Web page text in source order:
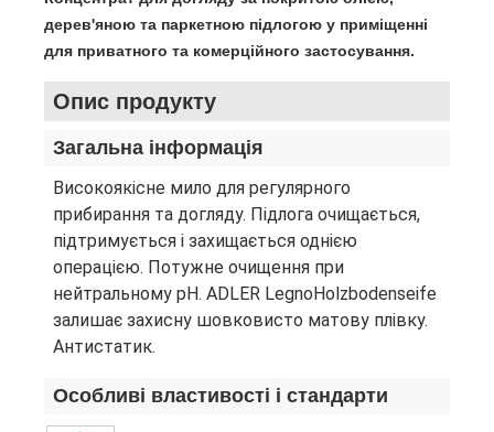
дерев'яною та паркетною підлогою у приміщенні
для приватного та комерційного застосування.
Опис продукту
Загальна інформація
Високоякісне мило для регулярного
прибирання та догляду. Підлога очищається,
підтримується і захищається однією
операцією. Потужне очищення при
нейтральному pH. ADLER LegnoHolzbodenseife
залишає захисну шовковисто матову плівку.
Антистатик.
Особливі властивості і стандарти